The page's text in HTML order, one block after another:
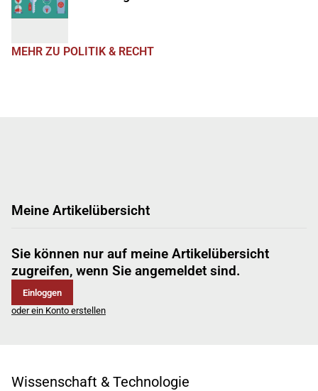
MEHR ZU POLITIK & RECHT
Meine Artikelübersicht
Sie können nur auf meine Artikelübersicht
zugreifen, wenn Sie angemeldet sind.
Einloggen
oder ein Konto erstellen
Wissenschaft & Technologie